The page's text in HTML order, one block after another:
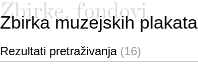
Zbirke, fondovi
Zbirka muzejskih plakata
Rezultati pretraživanja (16)